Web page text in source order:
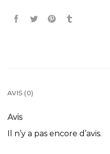
AVIS (0)
Avis
Il n’y a pas encore d’avis.